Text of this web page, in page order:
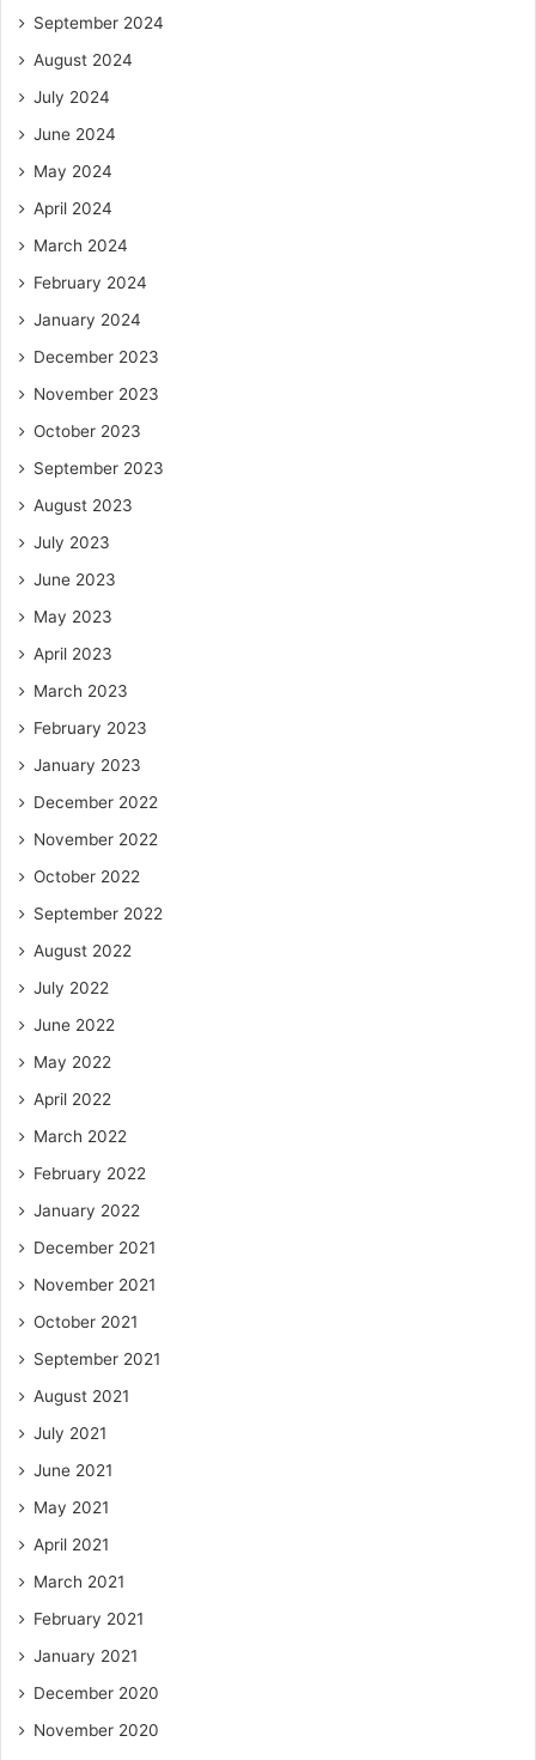
September 2024
August 2024
July 2024
June 2024
May 2024
April 2024
March 2024
February 2024
January 2024
December 2023
November 2023
October 2023
September 2023
August 2023
July 2023
June 2023
May 2023
April 2023
March 2023
February 2023
January 2023
December 2022
November 2022
October 2022
September 2022
August 2022
July 2022
June 2022
May 2022
April 2022
March 2022
February 2022
January 2022
December 2021
November 2021
October 2021
September 2021
August 2021
July 2021
June 2021
May 2021
April 2021
March 2021
February 2021
January 2021
December 2020
November 2020